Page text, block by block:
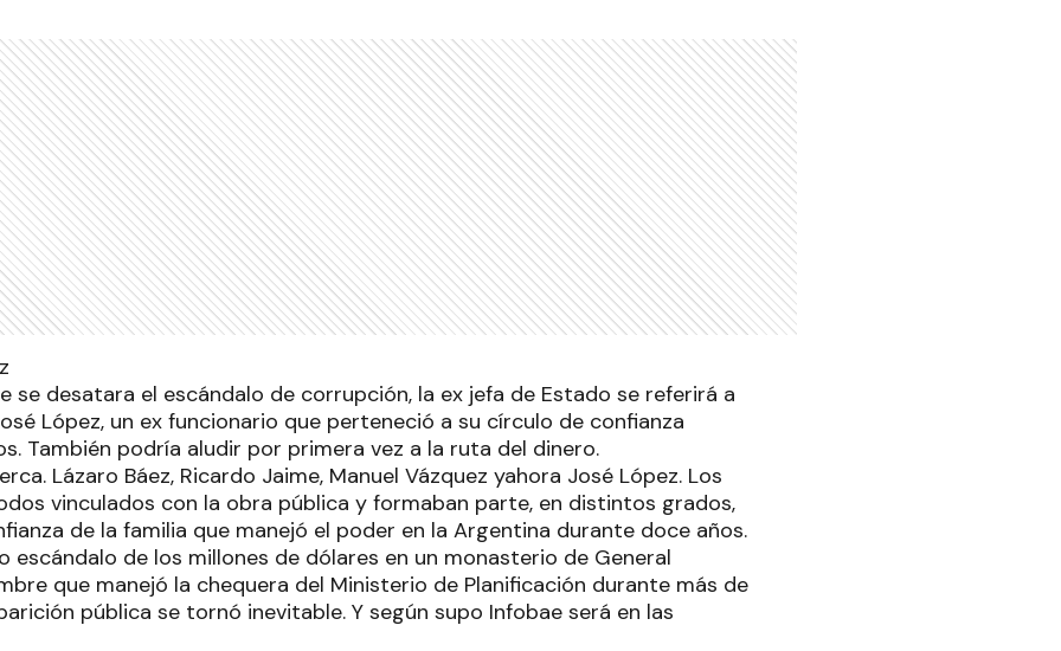
se desatara el escándalo de corrupción, la ex jefa de Estado se referirá a
López, un ex funcionario que perteneció a su círculo de confianza
También podría aludir por primera vez a la ruta del dinero.
Lázaro Báez, Ricardo Jaime, Manuel Vázquez yahora José López. Los
vinculados con la obra pública y formaban parte, en distintos grados,
de la familia que manejó el poder en la Argentina durante doce años.
escándalo de los millones de dólares en un monasterio de General
que manejó la chequera del Ministerio de Planificación durante más de
pública se tornó inevitable. Y según supo Infobae será en las